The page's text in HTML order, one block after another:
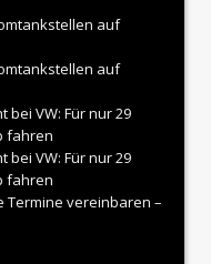
auf
auf
bei VW: Für nur 29
fahren
bei VW: Für nur 29
fahren
Termine vereinbaren –